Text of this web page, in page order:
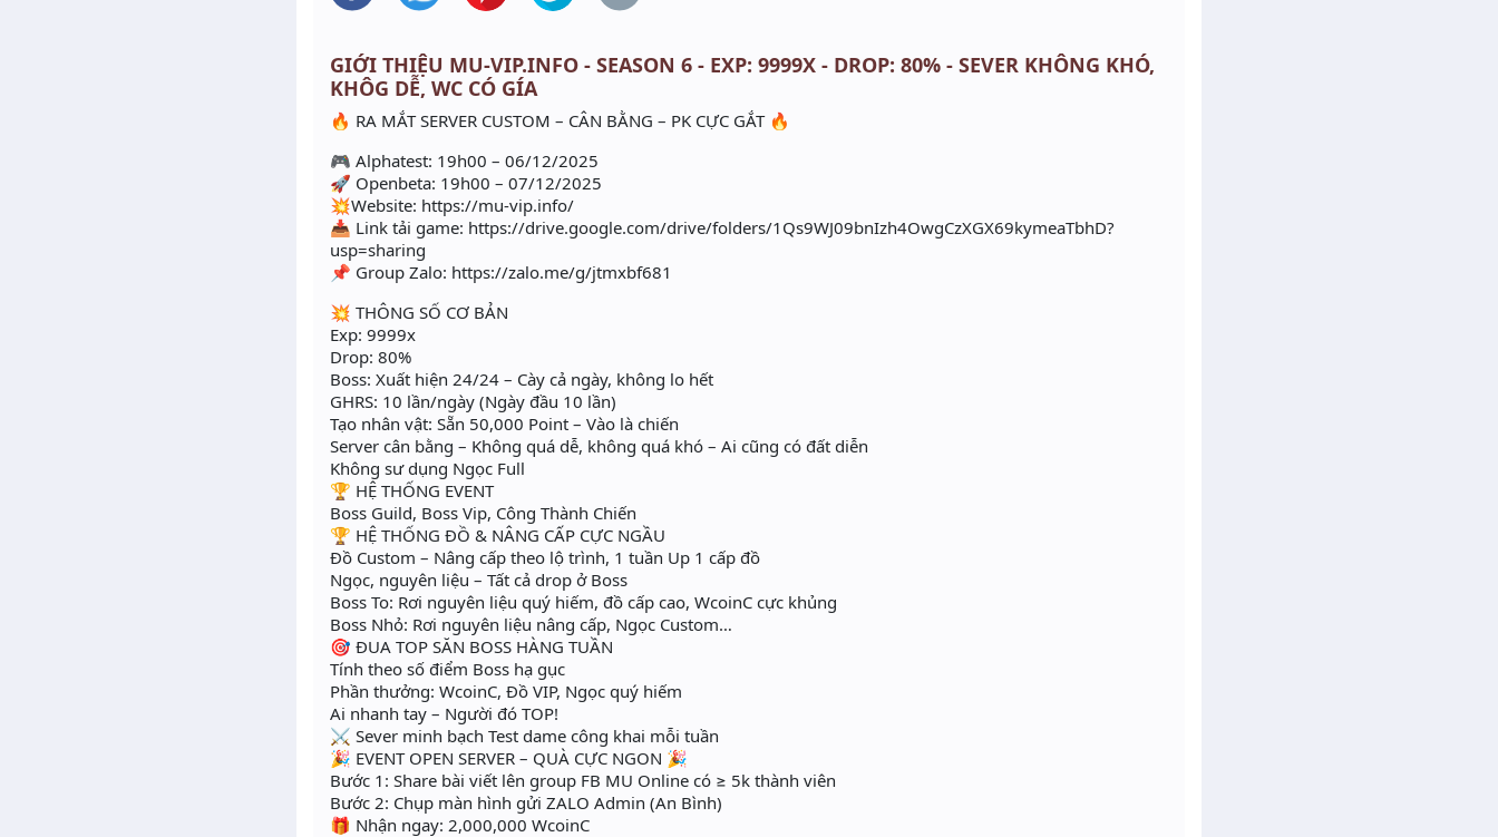
GIỚI THIỆU MU-VIP.INFO - SEASON 6 - EXP: 9999X - DROP: 80% - SEVER KHÔNG KHÓ,
KHÔG DỄ, WC CÓ GÍA
🔥 RA MẮT SERVER CUSTOM – CÂN BẰNG – PK CỰC GẮT 🔥
🎮 Alphatest: 19h00 – 06/12/2025
🚀 Openbeta: 19h00 – 07/12/2025
💥Website: https://mu-vip.info/
📥 Link tải game: https://drive.google.com/drive/folders/1Qs9WJ09bnIzh4OwgCzXGX69kymeaTbhD?
usp=sharing
📌 Group Zalo: https://zalo.me/g/jtmxbf681
💥 THÔNG SỐ CƠ BẢN
Exp: 9999x
Drop: 80%
Boss: Xuất hiện 24/24 – Cày cả ngày, không lo hết
GHRS: 10 lần/ngày (Ngày đầu 10 lần)
Tạo nhân vật: Sẵn 50,000 Point – Vào là chiến
Server cân bằng – Không quá dễ, không quá khó – Ai cũng có đất diễn
Không sư dụng Ngọc Full
🏆 HỆ THỐNG EVENT
Boss Guild, Boss Vip, Công Thành Chiến
🏆 HỆ THỐNG ĐỒ & NÂNG CẤP CỰC NGẦU
Đồ Custom – Nâng cấp theo lộ trình, 1 tuần Up 1 cấp đồ
Ngọc, nguyên liệu – Tất cả drop ở Boss
Boss To: Rơi nguyên liệu quý hiếm, đồ cấp cao, WcoinC cực khủng
Boss Nhỏ: Rơi nguyên liệu nâng cấp, Ngọc Custom…
🎯 ĐUA TOP SĂN BOSS HÀNG TUẦN
Tính theo số điểm Boss hạ gục
Phần thưởng: WcoinC, Đồ VIP, Ngọc quý hiếm
Ai nhanh tay – Người đó TOP!
⚔ Sever minh bạch Test dame công khai mỗi tuần
🎉 EVENT OPEN SERVER – QUÀ CỰC NGON 🎉
Bước 1: Share bài viết lên group FB MU Online có ≥ 5k thành viên
Bước 2: Chụp màn hình gửi ZALO Admin (An Bình)
🎁 Nhận ngay: 2,000,000 WcoinC